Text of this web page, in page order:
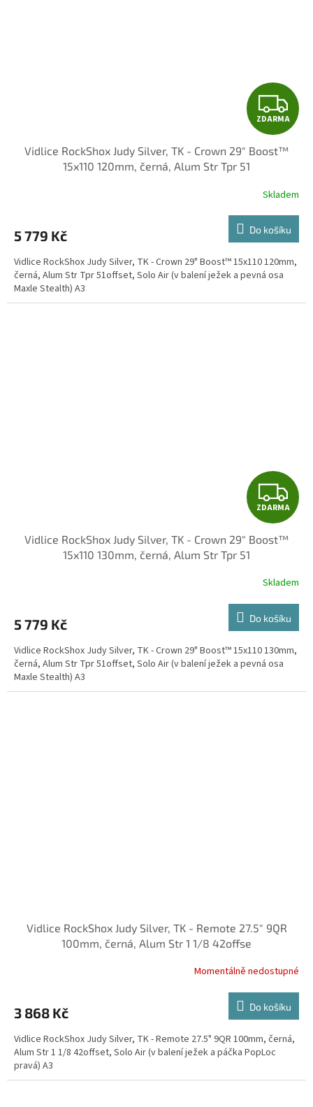
Z
D
R
M
A
ZDARMA
Vidlice RockShox Judy Silver, TK - Crown 29" Boost™
15x110 120mm, černá, Alum Str Tpr 51
Skladem
5 779 Kč Do košíku
Vidlice RockShox Judy Silver, TK - Crown 29" Boost™ 15x110 120mm,
černá, Alum Str Tpr 51offset, Solo Air (v balení ježek a pevná osa
Maxle Stealth) A3
Z
D
A
R
M
A
ZDARMA
Vidlice RockShox Judy Silver, TK - Crown 29" Boost™
15x110 130mm, černá, Alum Str Tpr 51
Skladem
5 779 Kč Do košíku
Vidlice RockShox Judy Silver, TK - Crown 29" Boost™ 15x110 130mm,
černá, Alum Str Tpr 51offset, Solo Air (v balení ježek a pevná osa
Maxle Stealth) A3
Vidlice RockShox Judy Silver, TK - Remote 27.5" 9QR
100mm, černá, Alum Str 1 1/8 42offse
Momentálně nedostupné
3 868 Kč Do košíku
Vidlice RockShox Judy Silver, TK - Remote 27.5" 9QR 100mm, černá,
Alum Str 1 1/8 42offset, Solo Air (v balení ježek a páčka PopLoc
pravá) A3